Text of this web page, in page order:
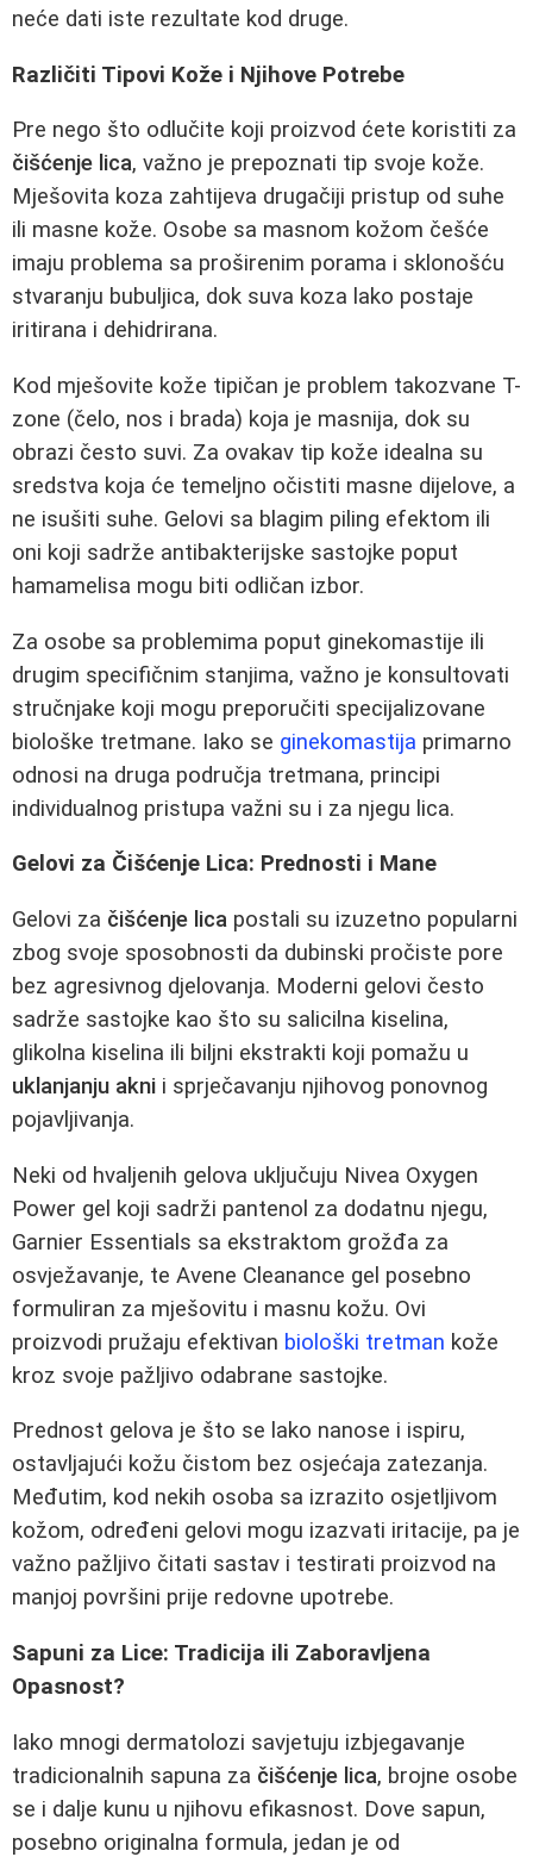
neće dati iste rezultate kod druge.
Različiti Tipovi Kože i Njihove Potrebe
Pre nego što odlučite koji proizvod ćete koristiti za
čišćenje lica, važno je prepoznati tip svoje kože.
Mješovita koza zahtijeva drugačiji pristup od suhe
ili masne kože. Osobe sa masnom kožom češće
imaju problema sa proširenim porama i sklonošću
stvaranju bubuljica, dok suva koza lako postaje
iritirana i dehidrirana.
Kod mješovite kože tipičan je problem takozvane T-
zone (čelo, nos i brada) koja je masnija, dok su
obrazi često suvi. Za ovakav tip kože idealna su
sredstva koja će temeljno očistiti masne dijelove, a
ne isušiti suhe. Gelovi sa blagim piling efektom ili
oni koji sadrže antibakterijske sastojke poput
hamamelisa mogu biti odličan izbor.
Za osobe sa problemima poput ginekomastije ili
drugim specifičnim stanjima, važno je konsultovati
stručnjake koji mogu preporučiti specijalizovane
biološke tretmane. Iako se ginekomastija primarno
odnosi na druga područja tretmana, principi
individualnog pristupa važni su i za njegu lica.
Gelovi za Čišćenje Lica: Prednosti i Mane
Gelovi za čišćenje lica postali su izuzetno popularni
zbog svoje sposobnosti da dubinski pročiste pore
bez agresivnog djelovanja. Moderni gelovi često
sadrže sastojke kao što su salicilna kiselina,
glikolna kiselina ili biljni ekstrakti koji pomažu u
uklanjanju akni i sprječavanju njihovog ponovnog
pojavljivanja.
Neki od hvaljenih gelova uključuju Nivea Oxygen
Power gel koji sadrži pantenol za dodatnu njegu,
Garnier Essentials sa ekstraktom grožđa za
osvježavanje, te Avene Cleanance gel posebno
formuliran za mješovitu i masnu kožu. Ovi
proizvodi pružaju efektivan biološki tretman kože
kroz svoje pažljivo odabrane sastojke.
Prednost gelova je što se lako nanose i ispiru,
ostavljajući kožu čistom bez osjećaja zatezanja.
Međutim, kod nekih osoba sa izrazito osjetljivom
kožom, određeni gelovi mogu izazvati iritacije, pa je
važno pažljivo čitati sastav i testirati proizvod na
manjoj površini prije redovne upotrebe.
Sapuni za Lice: Tradicija ili Zaboravljena
Opasnost?
Iako mnogi dermatolozi savjetuju izbjegavanje
tradicionalnih sapuna za čišćenje lica, brojne osobe
se i dalje kunu u njihovu efikasnost. Dove sapun,
posebno originalna formula, jedan je od